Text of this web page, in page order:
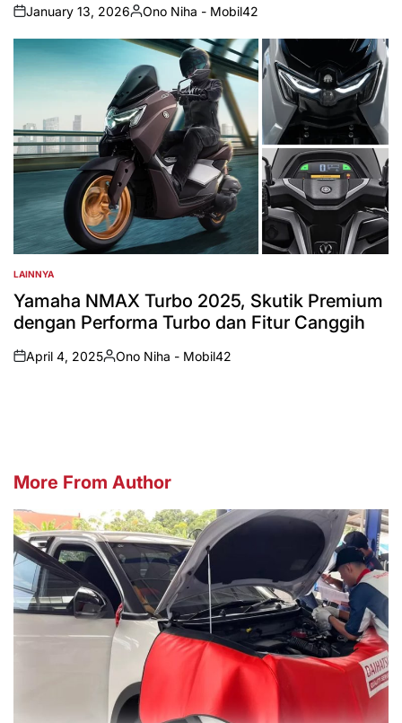
on
January 13, 2026
Posted
by
Ono Niha - Mobil42
POSTED
IN
LAINNYA
Yamaha NMAX Turbo 2025, Skutik Premium
dengan Performa Turbo dan Fitur Canggih
on
April 4, 2025
Posted
Ono Niha - Mobil42
More From Author